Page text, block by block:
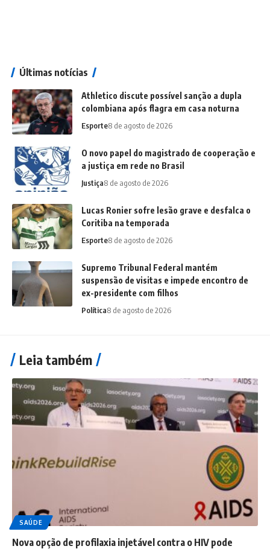
Últimas notícias
Athletico discute possível sanção a dupla
colombiana após flagra em casa noturna
Esporte8 de agosto de 2026
O novo papel do magistrado de cooperação e
a justiça em rede no Brasil
Justiça8 de agosto de 2026
Lucas Ronier sofre lesão grave e desfalca o
Coritiba na temporada
Esporte8 de agosto de 2026
Supremo Tribunal Federal mantém
suspensão de visitas e impede encontro de
ex-presidente com filhos
Política8 de agosto de 2026
Leia também
SAÚDE
Nova opção de profilaxia injetável contra o HIV pode